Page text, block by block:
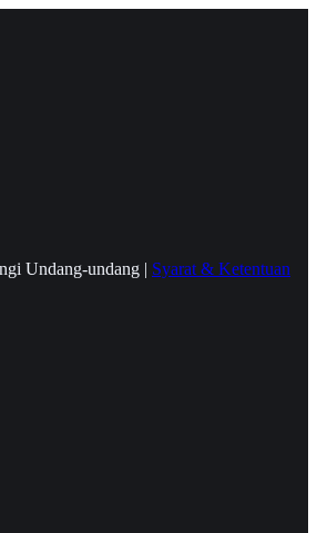
Undang-undang | Syarat & Ketentuan